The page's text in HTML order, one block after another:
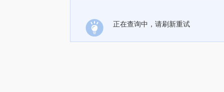
正在查询中，请刷新重试